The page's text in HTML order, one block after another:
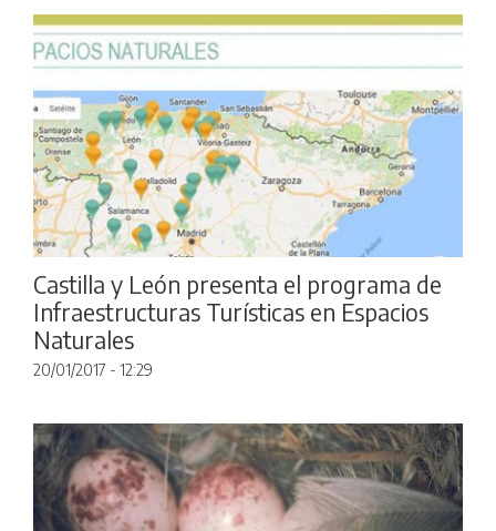
Castilla y León presenta el programa de
Infraestructuras Turísticas en Espacios
Naturales
20/01/2017 - 12:29